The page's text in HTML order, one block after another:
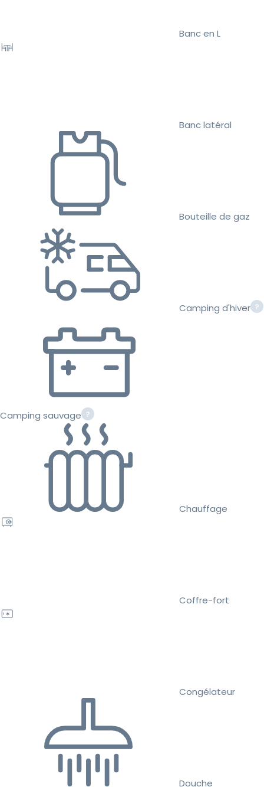
Banc en L
Banc latéral
Bouteille de gaz
Camping d'hiver
Camping sauvage
Chauffage
Coffre-fort
Congélateur
Douche